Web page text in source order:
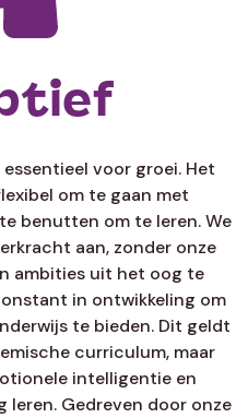
voor groei. Het
om te gaan met
benutten om te leren. We
aan, zonder onze
ambities uit het oog te
in ontwikkeling om
te bieden. Dit geldt
curriculum, maar
intelligentie en
Gedreven door onze